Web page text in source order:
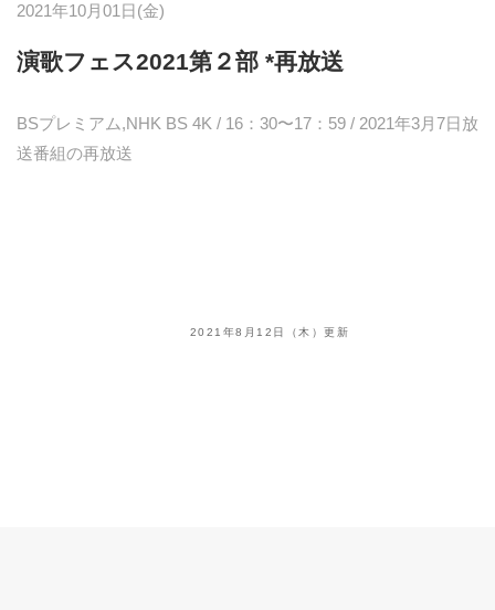
2021年10月01日(金)
演歌フェス2021第２部 *再放送
BSプレミアム,NHK BS 4K / 16：30〜17：59 / 2021年3月7日放
送番組の再放送
2021年8月12日（木）更新